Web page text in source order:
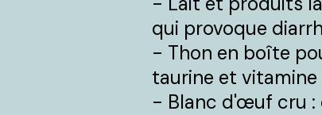
qui provoque
- Thon en boîte
taurine et
- Blanc d'œuf cru :